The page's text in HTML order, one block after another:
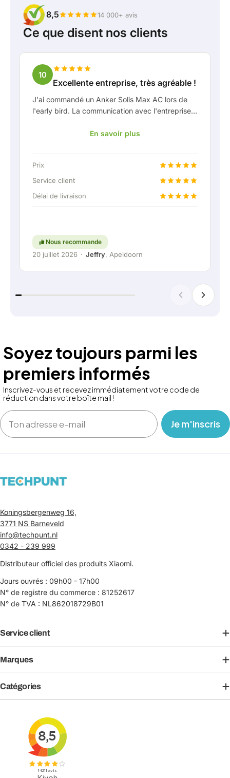
8,5 14 000+ avis
Ce que disent nos clients
10
Excellente entreprise, très agréable !
J'ai commandé un Anker Solis Max AC lors de
l'early bird. La communication avec l'entreprise,
en tant que client. Rico m'a tenu bien informé de
partagée. Après avoir convenu de la livraison, on
m'a même proposé gratuitement une connexion
fixe pour pouvoir raccorder la batterie
super, évidemment. En bref : une entreprise très
En savoir plus
Prix
Service client
Délai de livraison
Nous recommande
20 juillet 2026 · Jeffry, Apeldoorn
Soyez toujours parmi les
premiers informés
Inscrivez-vous et recevez immédiatement votre code de
réduction dans votre boîte mail !
Email
‎ ‎ ‎ Je m'inscris ‎ ‎ ‎
Koningsbergenweg 16,
3771 NS Barneveld
info@techpunt.nl
0342 - 239 999
Distributeur officiel des produits Xiaomi.
Jours ouvrés : 09h00 - 17h00
N° de registre du commerce : 81252617
N° de TVA : NL862018729B01
Service client
Marques
Catégories